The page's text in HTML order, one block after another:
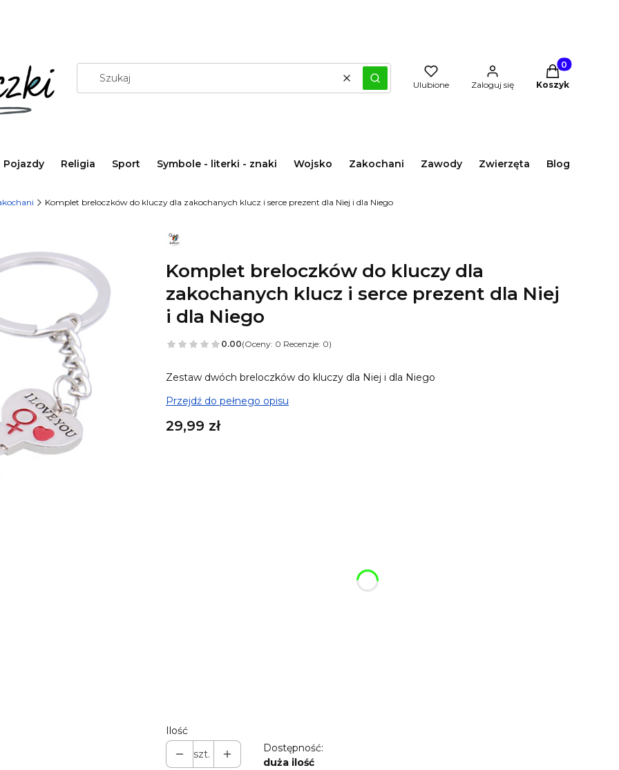
WyczyśćSzukaj Ulubione Zaloguj się
Produkty w
Koszyk
Pojazdy Religia Sport Symbole - literki - znaki Wojsko Zakochani Zawody Zwierzęta Blog
Komplet breloczków do kluczy dla zakochanych klucz i serce prezent dla Niej i dla Niego
Komplet breloczków do kluczy dla
zakochanych klucz i serce prezent dla Niej
i dla Niego
0.00(Oceny: 0 Recenzje: 0)
Zestaw dwóch breloczków do kluczy dla Niej i dla Niego
Przejdź do pełnego opisu
Cena
29,99 zł
Opcjonalne
Ilość
szt.
Dostępność:
duża ilość